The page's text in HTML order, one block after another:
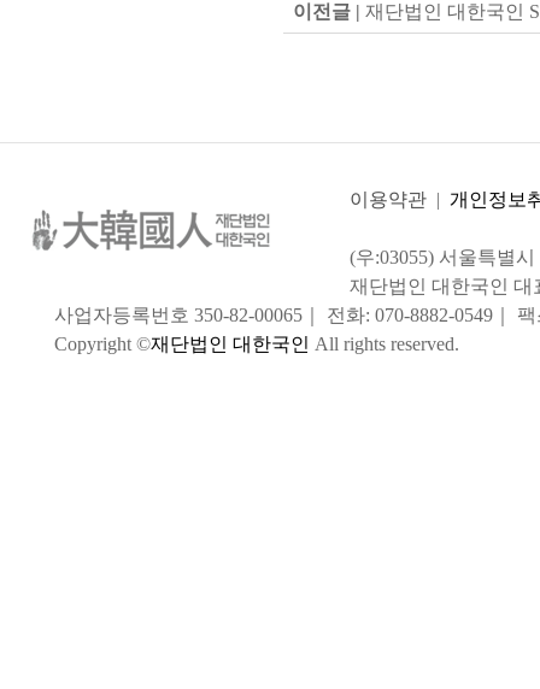
이전글 | 재단법인 대한국인
이용약관 | 개인정보
(우:03055) 서울특별
재단법인 대한국인 대
사업자등록번호 350-82-00065｜ 전화: 070-8882-0549｜ 팩
Copyright ©재단법인 대한국인 All rights reserved.